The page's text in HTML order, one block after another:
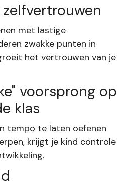
met lastige
zwakke punten in
het vertrouwen van je
voorsprong op
klas
tempo te laten oefenen
krijgt je kind controle